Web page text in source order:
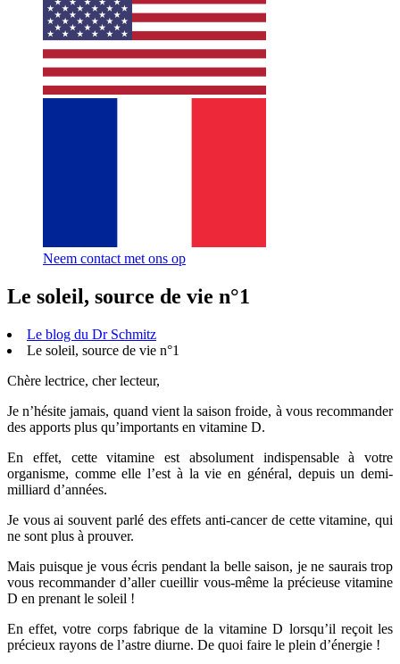
Neem contact met ons op
Le soleil, source de vie n°1
Le blog du Dr Schmitz
Le soleil, source de vie n°1
Chère lectrice, cher lecteur,
Je n’hésite jamais, quand vient la saison froide, à vous recommander
des apports plus qu’importants en vitamine D.
En effet, cette vitamine est absolument indispensable à votre
organisme, comme elle l’est à la vie en général, depuis un demi-
milliard d’années.
Je vous ai souvent parlé des effets anti-cancer de cette vitamine, qui
ne sont plus à prouver.
Mais puisque je vous écris pendant la belle saison, je ne saurais trop
vous recommander d’aller cueillir vous-même la précieuse vitamine
D en prenant le soleil !
En effet, votre corps fabrique de la vitamine D lorsqu’il reçoit les
précieux rayons de l’astre diurne. De quoi faire le plein d’énergie !